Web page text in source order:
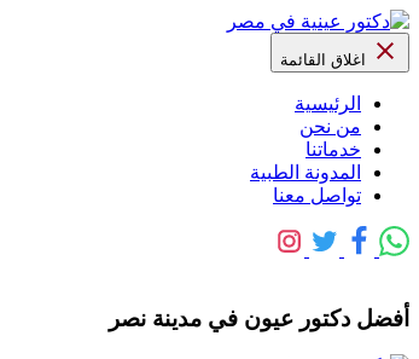
اغلاق القائمة
الرئيسية
من نحن
خدماتنا
المدونة الطبية
تواصل معنا
أفضل دكتور عيون في مدينة نصر